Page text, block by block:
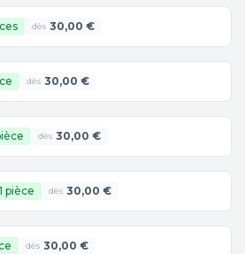
dès 30,00 €
dès 30,00 €
dès 30,00 €
1 pièce dès 30,00 €
dès 30,00 €